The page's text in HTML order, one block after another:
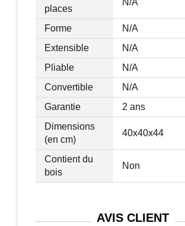
places
Forme
N/A
Extensible
N/A
Pliable
N/A
Convertible
N/A
Garantie
2 ans
Dimensions
(en cm)
40x40x44
Contient du
bois
Non
AVIS CLIENT